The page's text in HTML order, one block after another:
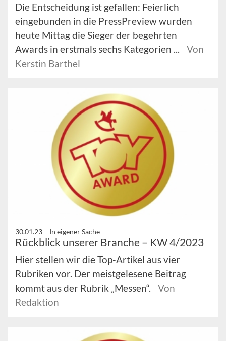
Die Entscheidung ist gefallen: Feierlich
eingebunden in die PressPreview wurden
heute Mittag die Sieger der begehrten
Awards in erstmals sechs Kategorien ...
Von
Kerstin Barthel
30.01.23 – In eigener Sache
Rückblick unserer Branche – KW 4/2023
Hier stellen wir die Top-Artikel aus vier
Rubriken vor. Der meistgelesene Beitrag
kommt aus der Rubrik „Messen“.
Von
Redaktion